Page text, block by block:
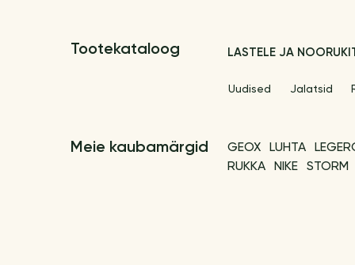
Tootekataloog LASTELE JA
Uudised Jalatsid
Meie kaubamärgid GEOX LUHTA
RUKKA
NIKE STORM